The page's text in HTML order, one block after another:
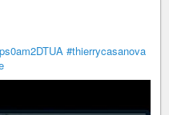
#thierrycasanova